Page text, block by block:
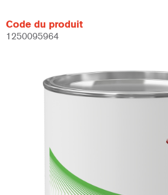
Code du produit
1250095964